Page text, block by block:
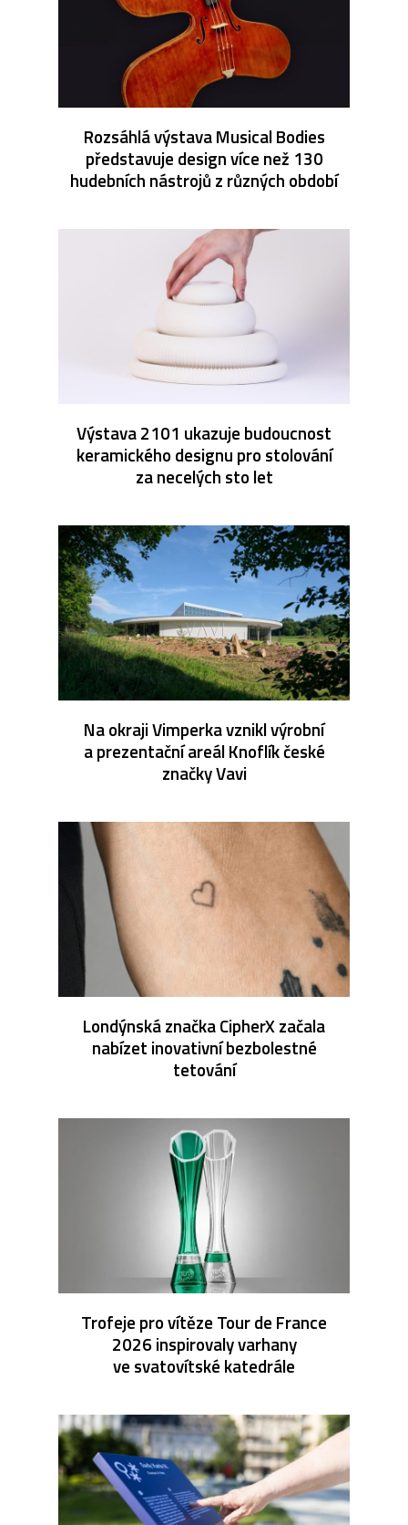
Rozsáhlá výstava Musical Bodies
představuje design více než 130
hudebních nástrojů z různých období
Výstava 2101 ukazuje budoucnost
keramického designu pro stolování
za necelých sto let
Na okraji Vimperka vznikl výrobní
a prezentační areál Knoflík české
značky Vavi
Londýnská značka CipherX začala
nabízet inovativní bezbolestné
tetování
Trofeje pro vítěze Tour de France
2026 inspirovaly varhany
ve svatovítské katedrále